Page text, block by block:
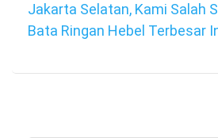
Jakarta Selatan, Kami Salah
Bata Ringan Hebel Terbesar